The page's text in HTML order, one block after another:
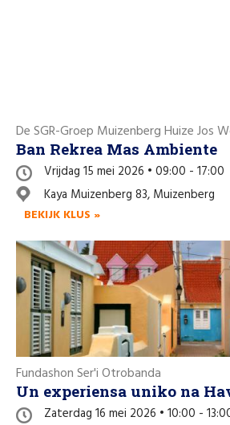
De SGR-Groep Muizenberg Huize Jos
Ban Rekrea Mas Ambiente
Vrijdag 15 mei 2026 • 09:00 - 17:00
Kaya Muizenberg 83, Muizenberg
BEKIJK KLUS »
Fundashon Ser'i Otrobanda
Un experiensa uniko na
Zaterdag 16 mei 2026 • 10:00 -